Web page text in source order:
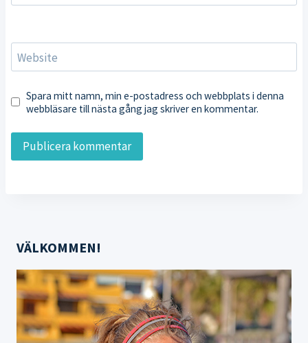
Website
Spara mitt namn, min e-postadress och webbplats i denna
webbläsare till nästa gång jag skriver en kommentar.
VÄLKOMMEN!